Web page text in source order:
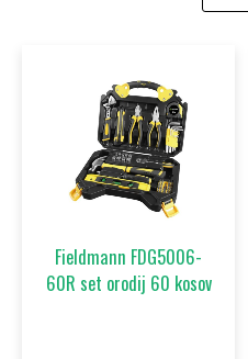
Fieldmann FDG5006-
60R set orodij 60 kosov